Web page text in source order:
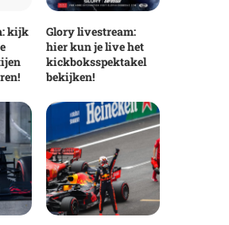
kijk
Glory livestream:
hier kun je live het
kickboksspektakel
bekijken!